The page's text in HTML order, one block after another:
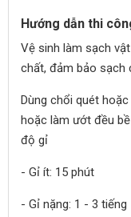
Hướng dẫn thi
Vệ sinh làm sạch
chất, đảm bảo sạch
Dùng chổi quét hoặc
hoặc làm ướt đều
độ gỉ
- Gỉ ít: 15 phút
- Gỉ nặng: 1 - 3 tiếng